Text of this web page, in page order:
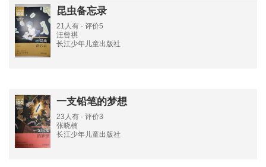
昆虫备忘录
21人有 · 评价5
汪曾祺
长江少年儿童出版社
一支铅笔的梦想
23人有 · 评价3
张晓楠
长江少年儿童出版社